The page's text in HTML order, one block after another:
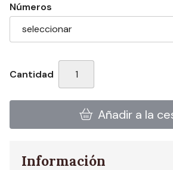
Números
Cantidad
Añadir a la
Información